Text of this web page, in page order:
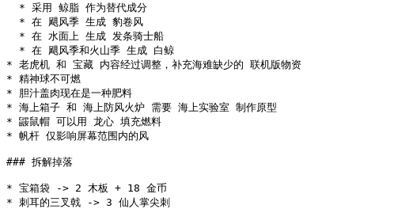
* 老虎机 和 宝藏 内容经过调整，补充海难缺少的 联机版物资
* 精神球不可燃
* 胆汁盖肉现在是一种肥料
* 海上箱子 和 海上防风火炉 需要 海上实验室 制作原型
* 鼹鼠帽 可以用 龙心 填充燃料
* 帆杆 仅影响屏幕范围内的风
### 拆解掉落
* 宝箱袋 -> 2 木板 + 18 金币
* 刺耳的三叉戟 -> 3 仙人掌尖刺